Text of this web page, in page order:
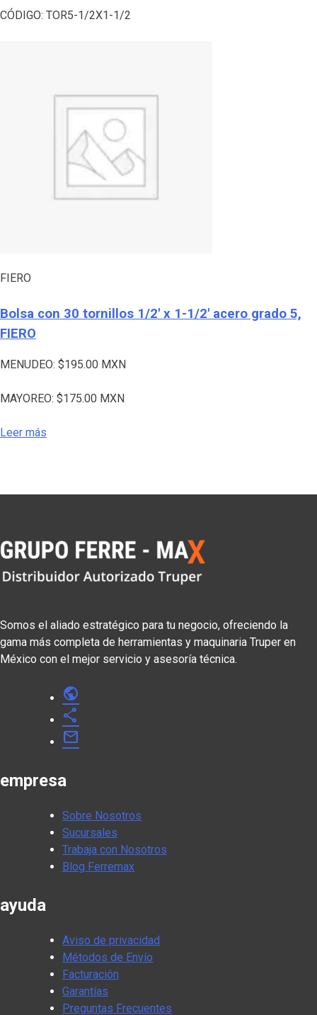
CÓDIGO: TOR5-1/2X1-1/2
FIERO
Bolsa con 30 tornillos 1/2′ x 1-1/2′ acero grado 5,
FIERO
MENUDEO: $195.00 MXN
MAYOREO: $175.00 MXN
Leer más
Somos el aliado estratégico para tu negocio, ofreciendo la
gama más completa de herramientas y maquinaria Truper en
México con el mejor servicio y asesoría técnica.
public
share
mail
empresa
Sobre Nosotros
Sucursales
Trabaja con Nosotros
Blog Ferremax
ayuda
Aviso de privacidad
Métodos de Envío
Facturación
Garantías
Preguntas Frecuentes